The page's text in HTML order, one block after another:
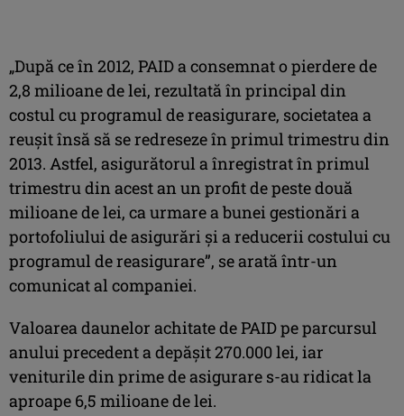
„După ce în 2012, PAID a consemnat o pierdere de
2,8 milioane de lei, rezultată în principal din
costul cu programul de reasigurare, societatea a
reuşit însă să se redreseze în primul trimestru din
2013. Astfel, asigurătorul a înregistrat în primul
trimestru din acest an un profit de peste două
milioane de lei, ca urmare a bunei gestionări a
portofoliului de asigurări şi a reducerii costului cu
programul de reasigurare”, se arată într-un
comunicat al companiei.
Valoarea daunelor achitate de PAID pe parcursul
anului precedent a depăşit 270.000 lei, iar
veniturile din prime de asigurare s-au ridicat la
aproape 6,5 milioane de lei.